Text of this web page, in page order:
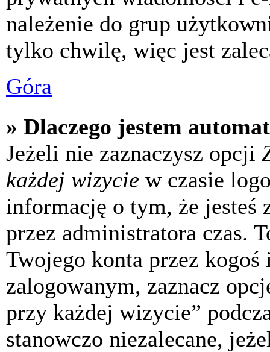
należenie do grup
tylko chwilę, więc jest
Góra
» Dlaczego jestem
Jeżeli nie zaznaczysz opcji
każdej wizycie w czasie
informację o tym, że jesteś
przez administratora czas.
Twojego konta przez kogoś
zalogowanym, zaznacz
przy każdej wizycie”
stanowczo niezalecane,